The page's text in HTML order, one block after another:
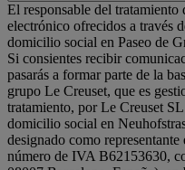
El responsable del
electrónico ofrecidos a través
domicilio social en Paseo de
Si consientes recibir
pasarás a formar parte de la
grupo Le Creuset, que es
tratamiento, por Le Creuset
domicilio social en
designado como
número de IVA B62153630,